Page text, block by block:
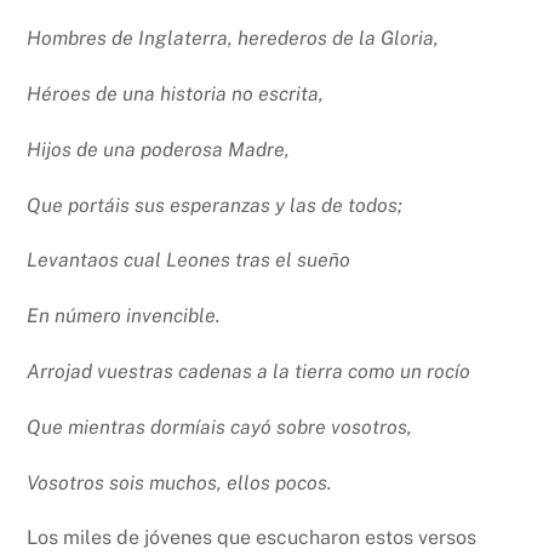
Hombres de Inglaterra, herederos de la Gloria,
Héroes de una historia no escrita,
Hijos de una poderosa Madre,
Que portáis sus esperanzas y las de todos;
Levantaos cual Leones tras el sueño
En número invencible.
Arrojad vuestras cadenas a la tierra como un rocío
Que mientras dormíais cayó sobre vosotros,
Vosotros sois muchos, ellos pocos.
Los miles de jóvenes que escucharon estos versos